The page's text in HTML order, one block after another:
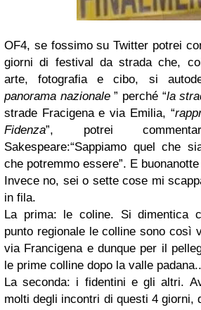
OF4, se fossimo su Twitter potrei
giorni di festival da strada che,
arte, fotografia e cibo, si
panorama nazionale” perché “la
strade Fracigena e via Emilia, “
Fidenza”, potrei
Sakespeare:“Sappiamo quel che
che potremmo essere”. E
Invece no, sei o sette cose mi
in fila.
La prima: le coline. Si dimentica
punto regionale le colline sono così
via Francigena e dunque per il
le prime colline dopo la valle
La seconda: i fidentini e gli altri.
molti degli incontri di questi 4 giorni,